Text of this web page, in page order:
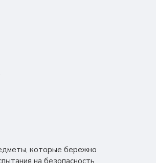
которые бережно
на безопасность